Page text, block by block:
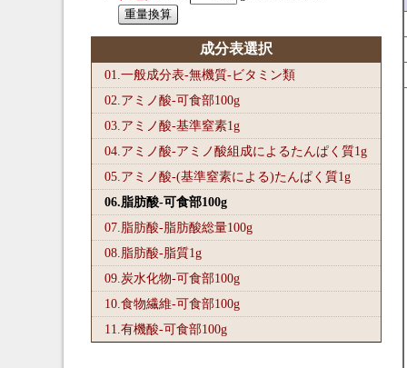
成分表選択
01.一般成分表-無機質-ビタミン類
02.アミノ酸-可食部100g
03.アミノ酸-基準窒素1g
04.アミノ酸-アミノ酸組成によるたんぱく質1g
05.アミノ酸-(基準窒素による)たんぱく質1g
06.脂肪酸-可食部100g
07.脂肪酸-脂肪酸総量100g
08.脂肪酸-脂質1g
09.炭水化物-可食部100g
10.食物繊維-可食部100g
11.有機酸-可食部100g